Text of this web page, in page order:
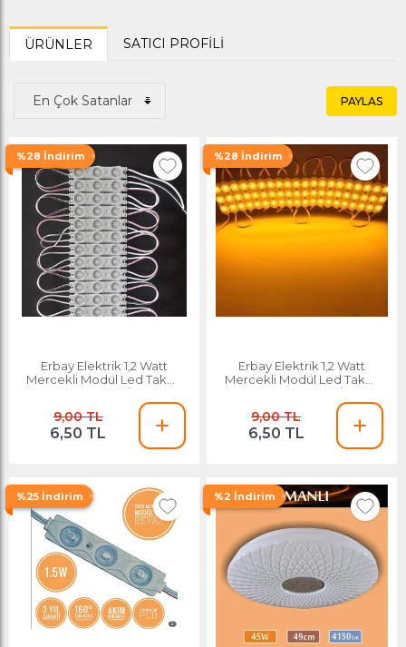
ÜRÜNLER SATICI PROFILI
PAYLAS
%28 İndirim
Erbay Elektrik 1,2 Watt
Mercekli Modül Led Takoz
Led-beyaz İşık
9,00 TL
6,50 TL
%28 İndirim
Erbay Elektrik 1,2 Watt
Mercekli Modül Led Takoz
Led-amber Sarı İşık
9,00 TL
6,50 TL
%25 İndirim %2 İndirim